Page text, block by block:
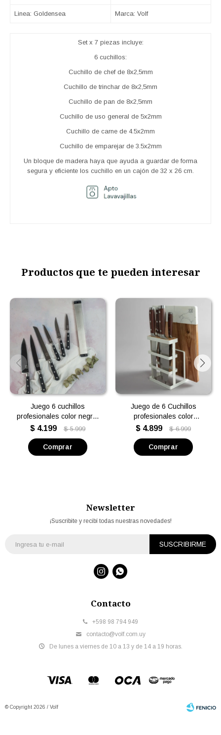
Linea: Goldensea Marca: Volf
Set x 7 piezas incluye:
6 cuchillos:
Cuchillo de chef de 8x2,5mm
Cuchillo de trinchar de 8x2,5mm
Cuchillo de pan de 8x2,5mm
Cuchillo de uso general de 5x2mm
Cuchillo de carne de 4.5x2mm
Cuchillo de emparejar de 3.5x2mm
Un bloque de madera haya que ayuda a guardar de forma
segura y eficiente los cuchillo en un cajón de 32 x 26 cm.
Productos que te pueden interesar
Juego 6 cuchillos
profesionales color negro,
com imán - Volf
$ 4.199 $ 5.999
Juego de 6 Cuchillos
profesionales color
madera, con soporte
mármol - Volf
$ 4.899 $ 6.999
Contacto
+598 98 794 949
contacto@volf.com.uy
De lunes a viernes de 10 a 13 y de 14 a 19 horas.
Newsletter
¡Suscribite y recibí todas nuestras novedades!
SUSCRIBIRME
 
© Copyright 2026 / Volf